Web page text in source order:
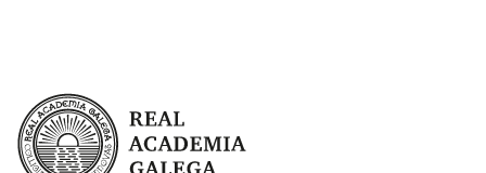
Real Academia Galega